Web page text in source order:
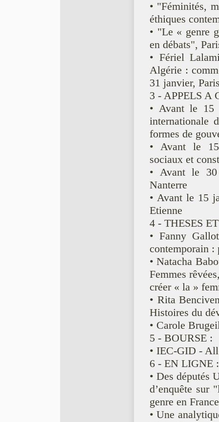
• "Féminités,
éthiques
• "Le « genre
en débats",
• Fériel
Algérie :
31 janvier,
3 - APPELS A
• Avant le 15
internationale
formes de
• Avant le
sociaux et
• Avant le 30
Nanterre
• Avant le 15
Etienne
4 - THESES
• Fanny
contemporain :
• Natacha
Femmes
créer « la »
• Rita
Histoires du
• Carole
5 - BOURSE :
• IEC-GID -
6 - EN LIGNE :
• Des députés
d’enquête sur
genre en
• Une